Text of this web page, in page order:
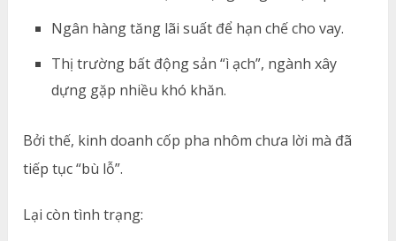
Ngân hàng tăng lãi suất để hạn chế cho vay.
Thị trường bất động sản “ì ạch”, ngành xây
dựng gặp nhiều khó khăn.
Bởi thế, kinh doanh cốp pha nhôm chưa lời mà đã
tiếp tục “bù lỗ”.
Lại còn tình trạng: